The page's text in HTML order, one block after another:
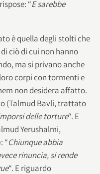
“E sarebbe
è quella degli stolti che
ciò di cui non hanno
ma si privano anche
corpi con tormenti e
non desidera affatto.
(Talmud Bavli, trattato
delle torture“. E
Yerushalmi,
“Chiunque abbia
rinuncia, si rende
“. E riguardo